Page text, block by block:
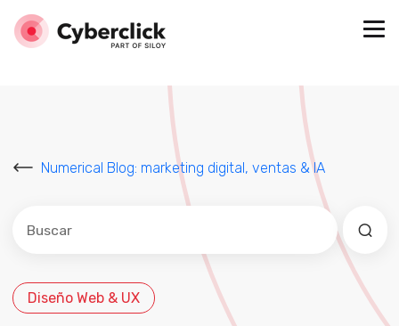
Numerical Blog: marketing digital, ventas & IA
Este es un campo de búsqueda con una función de
No hay sugerencias porque el campo de
Diseño Web & UX